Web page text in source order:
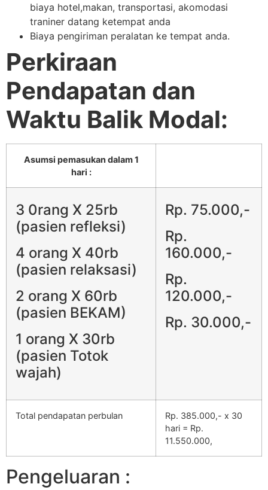
biaya hotel,makan, transportasi, akomodasi
traniner datang ketempat anda
Biaya pengiriman peralatan ke tempat anda.
Perkiraan
Pendapatan dan
Waktu Balik Modal:
Asumsi pemasukan dalam 1
hari :
3 0rang X 25rb
(pasien refleksi)
4 orang X 40rb
(pasien relaksasi)
2 orang X 60rb
(pasien BEKAM)
1 orang X 30rb
(pasien Totok
wajah)
Rp. 75.000,-
Rp.
160.000,-
Rp.
120.000,-
Rp. 30.000,-
Total pendapatan perbulan
Rp. 385.000,- x 30
hari = Rp.
11.550.000,
Pengeluaran :